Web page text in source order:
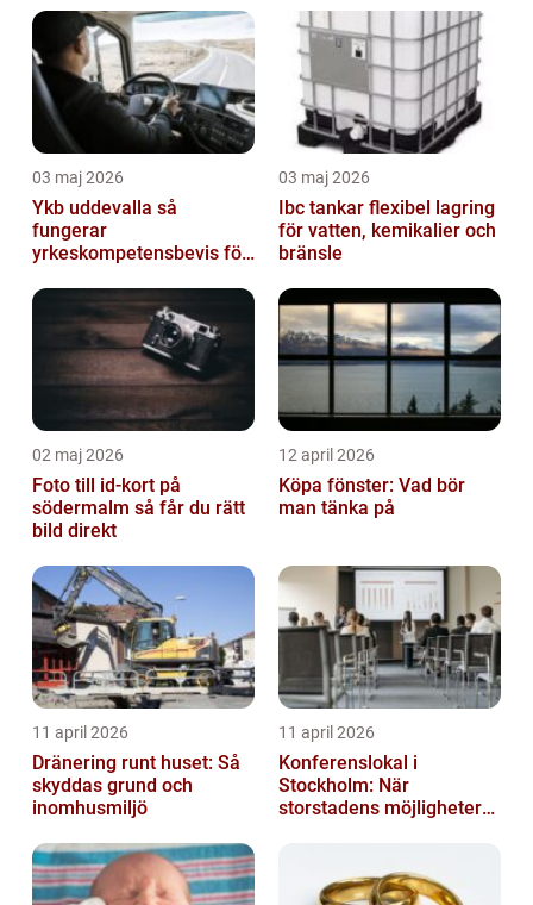
03 maj 2026
Ykb uddevalla så
fungerar
yrkeskompetensbevis för
03 maj 2026
Ibc tankar flexibel lagring
för vatten, kemikalier och
bränsle
02 maj 2026
Foto till id-kort på
södermalm så får du rätt
bild direkt
12 april 2026
Köpa fönster: Vad bör
man tänka på
11 april 2026
Dränering runt huset: Så
skyddas grund och
inomhusmiljö
11 april 2026
Konferenslokal i
Stockholm: När
storstadens möjligheter